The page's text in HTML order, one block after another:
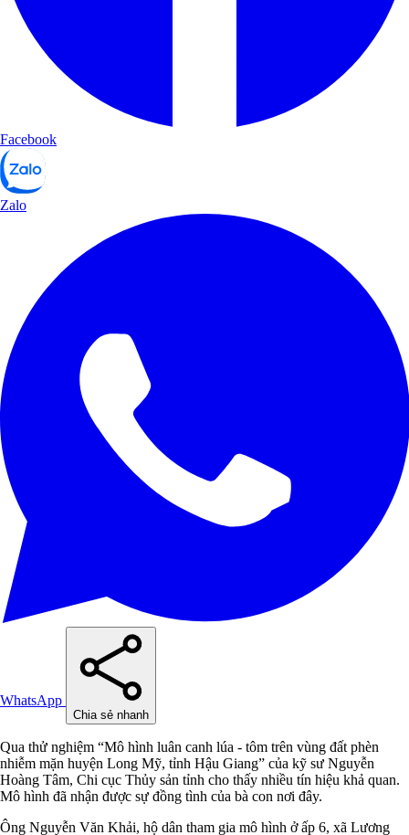
Facebook
Zalo
WhatsApp
Chia sẻ nhanh
Qua thử nghiệm “Mô hình luân canh lúa - tôm trên vùng đất phèn
nhiễm mặn huyện Long Mỹ, tỉnh Hậu Giang” của kỹ sư Nguyễn
Hoàng Tâm, Chi cục Thủy sản tỉnh cho thấy nhiều tín hiệu khả quan.
Mô hình đã nhận được sự đồng tình của bà con nơi đây.
Ông Nguyễn Văn Khải, hộ dân tham gia mô hình ở ấp 6, xã Lương